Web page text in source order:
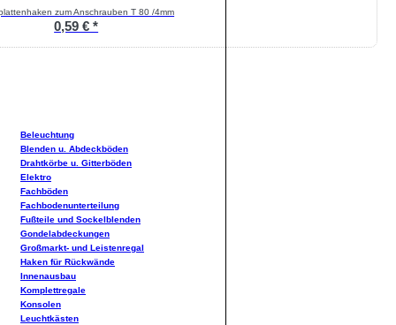
zum Anschrauben T 80 /4mm
0,59 € *
Beleuchtung
Blenden u. Abdeckböden
Drahtkörbe u. Gitterböden
Elektro
Fachböden
Fachbodenunterteilung
Fußteile und Sockelblenden
Gondelabdeckungen
Großmarkt- und Leistenregal
Haken für Rückwände
Innenausbau
Komplettregale
Konsolen
Leuchtkästen